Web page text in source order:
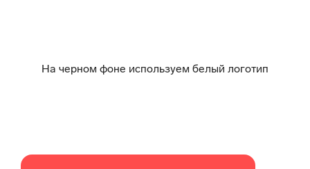
На черном фоне используем белый логотип